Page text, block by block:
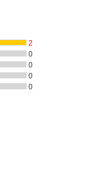
2
0
0
0
0